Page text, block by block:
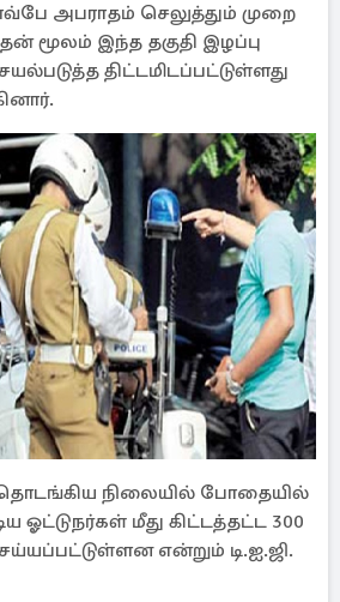
அபராதம் செலுத்தும் முறை
மூலம் இந்த தகுதி இழப்பு
திட்டமிடப்பட்டுள்ளது
நிலையில் போதையில்
மீது கிட்டத்தட்ட 300
என்றும் டி.ஐ.ஜி.